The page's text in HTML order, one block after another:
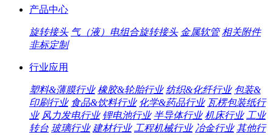
产品中心
旋转接头 气（液）电组合旋转接头 金属软管 相关附件
非标定制
行业应用
塑料&薄膜行业 橡胶&轮胎行业 纺织&化纤行业 包装&
印刷行业 食品&饮料行业 化学&药品行业 瓦楞包装纸行
业 风力发电行业 锂电池行业 半导体行业 机床行业 工业
转台 玻璃行业 建材行业 工程机械行业 冶金行业 其他行